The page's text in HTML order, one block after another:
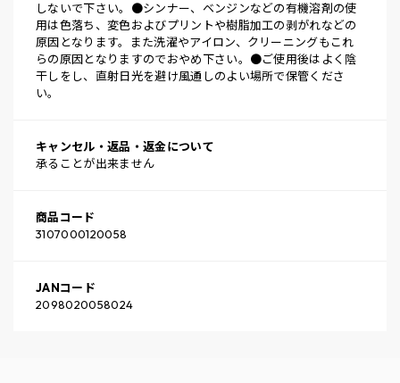
しないで下さい。●シンナー、ベンジンなどの有機溶剤の使
用は色落ち、変色およびプリントや樹脂加工の剥がれなどの
原因となります。また洗濯やアイロン、クリーニングもこれ
らの原因となりますのでおやめ下さい。●ご使用後はよく陰
干しをし、直射日光を避け風通しのよい場所で保管くださ
い。
キャンセル・返品・返金について
承ることが出来ません
商品コード
3107000120058
JANコード
2098020058024